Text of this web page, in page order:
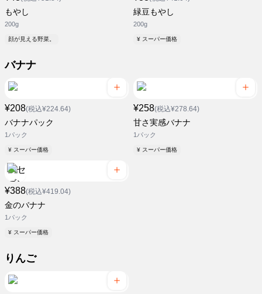
もやし
200g
顔が見える野菜。
緑豆もやし
200g
¥ スーパー価格
バナナ
¥208(税込¥224.64)
バナナパック
1パック
¥ スーパー価格
¥258(税込¥278.64)
甘さ実感バナナ
1パック
¥ スーパー価格
¥388(税込¥419.04)
金のバナナ
1パック
¥ スーパー価格
りんご